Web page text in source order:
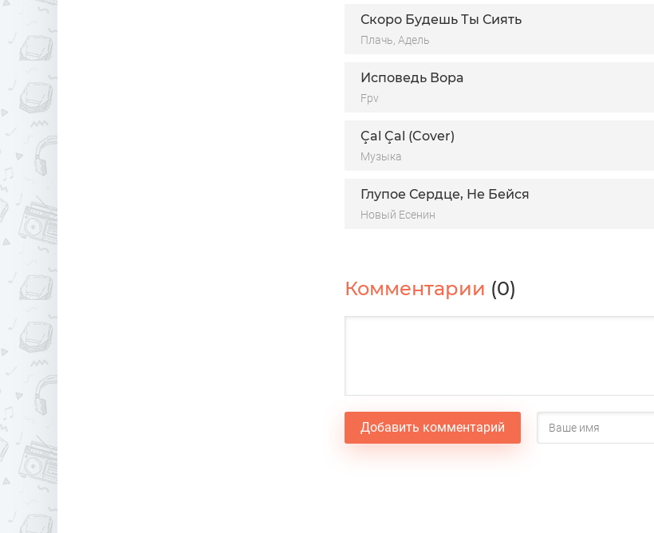
Скоро Будешь Ты Сиять
Плачь, Адель
Исповедь Вора
Fpv
Çal Çal (Cover)
Музыка
Глупое Сердце, Не Бейся
Новый Есенин
Комментарии (0)
Добавить комментарий